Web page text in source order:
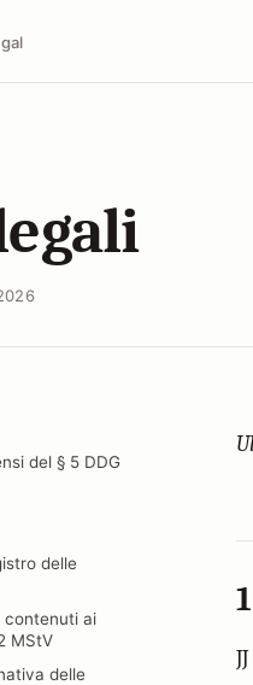
del § 5 DDG
delle
contenuti ai
MStV
delle